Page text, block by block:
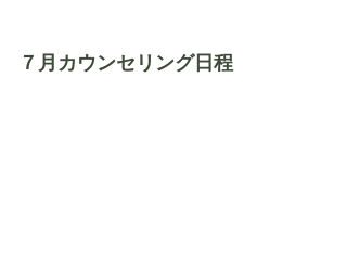
７月カウンセリング日程